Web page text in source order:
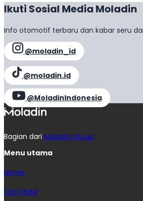
Ikuti Sosial Media Moladin
Info otomotif terbaru dan kabar seru
@moladin_id
@moladin.id
@MoladinIndonesia
Bagian dari Moladin Group
Menu utama
Home
Cari Mobil